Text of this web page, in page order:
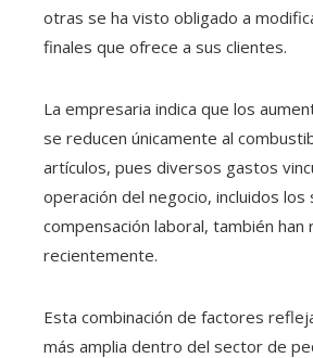
otras se ha visto obligado a
finales que ofrece a sus clientes.
La empresaria indica que los
se reducen únicamente al
artículos, pues diversos gastos
operación del negocio, incluidos los
compensación laboral, también
recientemente.
Esta combinación de factores
más amplia dentro del sector de